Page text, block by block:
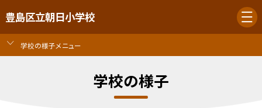
豊島区立朝日小学校
学校の様子メニュー
学校の様子